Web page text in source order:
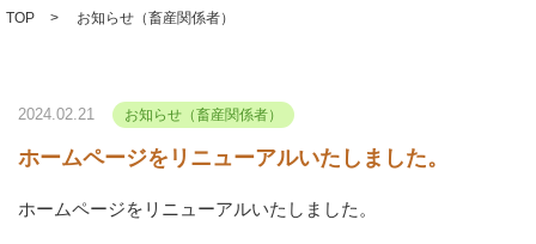
TOP > お知らせ（畜産関係者）
2024.02.21 お知らせ（畜産関係者）
ホームページをリニューアルいたしました。
ホームページをリニューアルいたしました。